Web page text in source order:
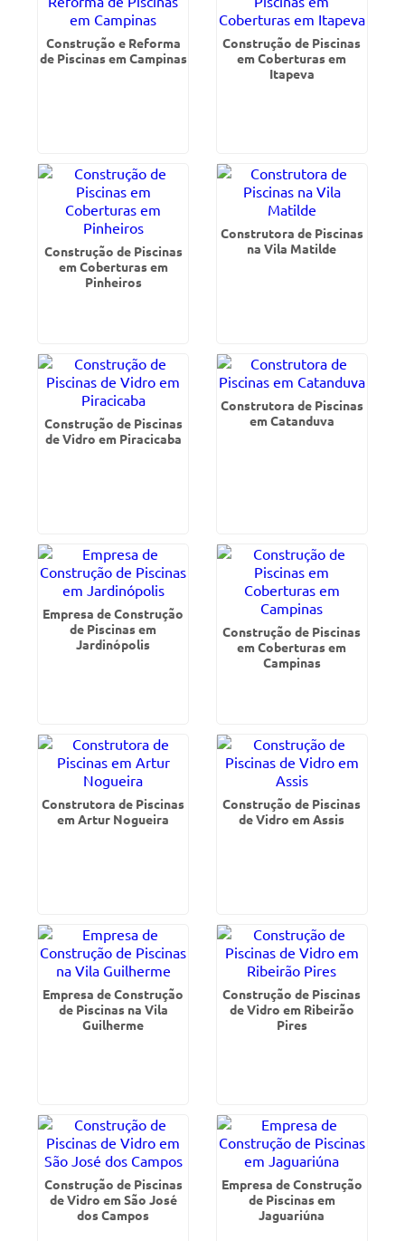
Construção e Reforma
de Piscinas em Campinas
Construção de Piscinas
em Coberturas em
Itapeva
Construção de Piscinas
em Coberturas em
Pinheiros
Construtora de Piscinas
na Vila Matilde
Construção de Piscinas
de Vidro em Piracicaba
Construtora de Piscinas
em Catanduva
Empresa de Construção
de Piscinas em
Jardinópolis
Construção de Piscinas
em Coberturas em
Campinas
Construtora de Piscinas
em Artur Nogueira
Construção de Piscinas
de Vidro em Assis
Empresa de Construção
de Piscinas na Vila
Guilherme
Construção de Piscinas
de Vidro em Ribeirão
Pires
Construção de Piscinas
de Vidro em São José
dos Campos
Empresa de Construção
de Piscinas em
Jaguariúna